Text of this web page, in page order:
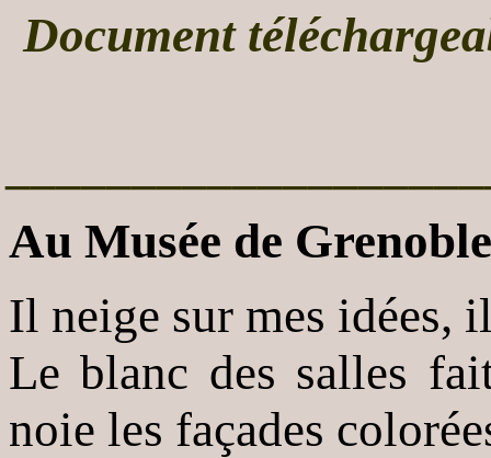
Document
Au Musée de
Il neige sur mes idées,
Le blanc des salles
noie les façades